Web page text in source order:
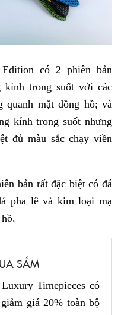
có 2 phiên bản
kính trong suốt với các
mặt đồng hồ; và
kính trong suốt nhưng
đủ màu sắc chạy viền
bản rất đặc biệt có đá
pha lê và kim loại mạ
SẮM
Timepieces có
giá 20% toàn bộ